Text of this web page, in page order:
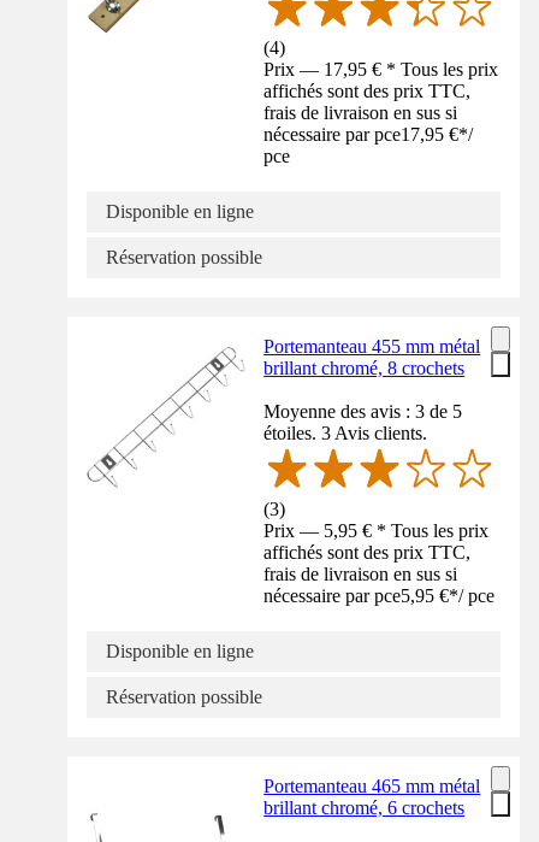
(4)
Prix — 17,95 € * Tous les prix
affichés sont des prix TTC,
frais de livraison en sus si
nécessaire par pce17,95 €*/
pce
Disponible en ligne
Réservation possible
Portemanteau 455 mm métal
brillant chromé, 8 crochets
Moyenne des avis : 3 de 5
étoiles. 3 Avis clients.
(3)
Prix — 5,95 € * Tous les prix
affichés sont des prix TTC,
frais de livraison en sus si
nécessaire par pce5,95 €*/ pce
Disponible en ligne
Réservation possible
Portemanteau 465 mm métal
brillant chromé, 6 crochets